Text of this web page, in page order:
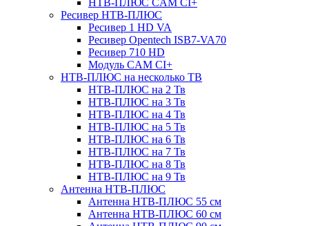
НТВ-ПЛЮС CAM CI+
Ресивер НТВ-ПЛЮС
Ресивер 1 HD VA
Ресивер Opentech ISB7-VA70
Ресивер 710 HD
Модуль CAM CI+
НТВ-ПЛЮС на несколько ТВ
НТВ-ПЛЮС на 2 Тв
НТВ-ПЛЮС на 3 Тв
НТВ-ПЛЮС на 4 Тв
НТВ-ПЛЮС на 5 Тв
НТВ-ПЛЮС на 6 Тв
НТВ-ПЛЮС на 7 Тв
НТВ-ПЛЮС на 8 Тв
НТВ-ПЛЮС на 9 Тв
Антенна НТВ-ПЛЮС
Антенна НТВ-ПЛЮС 55 см
Антенна НТВ-ПЛЮС 60 см